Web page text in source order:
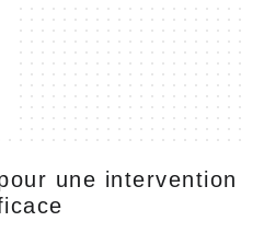
une intervention